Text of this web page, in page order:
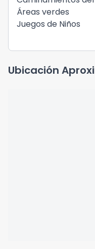
Áreas verdes
Juegos de Niños
Ubicación